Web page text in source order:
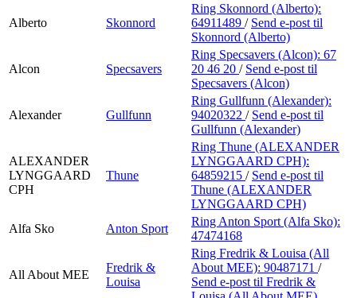
Alberto Skonnord
Ring Skonnord (Alberto):
64911489 / Send e-post til
Skonnord (Alberto)
Alcon Specsavers
Ring Specsavers (Alcon): 67
20 46 20 / Send e-post til
Specsavers (Alcon)
Alexander Gullfunn
Ring Gullfunn (Alexander):
94020322 / Send e-post til
Gullfunn (Alexander)
ALEXANDER
LYNGGAARD
CPH
Thune
Ring Thune (ALEXANDER
LYNGGAARD CPH):
64859215 / Send e-post til
Thune (ALEXANDER
LYNGGAARD CPH)
Alfa Sko
Anton Sport
Ring Anton Sport (Alfa Sko):
47474168
All About MEE
Fredrik &
Louisa
Ring Fredrik & Louisa (All
About MEE): 90487171 /
Send e-post til Fredrik &